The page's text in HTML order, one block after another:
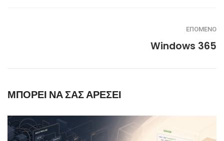
ΕΠΌΜΕΝΟ
Windows 365
ΜΠΟΡΕΊ ΝΑ ΣΑΣ ΑΡΈΣΕΙ